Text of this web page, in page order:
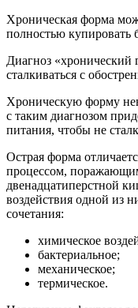
Хроническая форма
полностью купировать
Диагноз «хронический
сталкиваться с
Хроническую форму
с таким диагнозом
питания, чтобы не
Острая форма
процессом,
двенадцатиперстной
воздействия одной из
сочетания:
химическое
бактериальное;
механическое;
термическое.